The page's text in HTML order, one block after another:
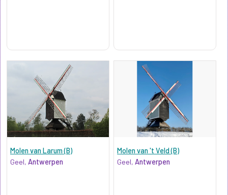
Molen van Larum (B)
Geel, Antwerpen
Molen van 't Veld (B)
Geel,Antwerpen